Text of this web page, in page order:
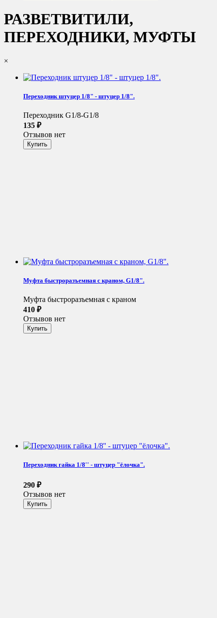
РАЗВЕТВИТИЛИ,
ПЕРЕХОДНИКИ, МУФТЫ
×
Переходник штуцер 1/8" - штуцер 1/8".
Переходник G1/8-G1/8
135 ₽
Отзывов нет
Муфта быстроразъемная с краном, G1/8".
Муфта быстроразъемная с краном
410 ₽
Отзывов нет
Переходник гайка 1/8'' - штуцер "ёлочка".
290 ₽
Отзывов нет